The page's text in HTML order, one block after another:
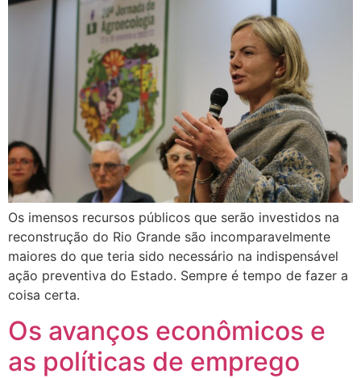
Os imensos recursos públicos que serão investidos na
reconstrução do Rio Grande são incomparavelmente
maiores do que teria sido necessário na indispensável
ação preventiva do Estado. Sempre é tempo de fazer a
coisa certa.
Os avanços econômicos e
as políticas de emprego